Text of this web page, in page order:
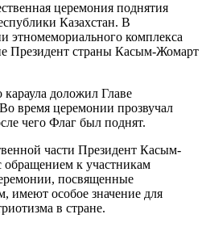
церемония поднятия
Казахстан. В
этномемориального комплекса
Президент страны Касым-Жомарт
доложил Главе
время церемонии прозвучал
чего Флаг был поднят.
части Президент Касым-
к участникам
посвященные
имеют особое значение для
в стране.